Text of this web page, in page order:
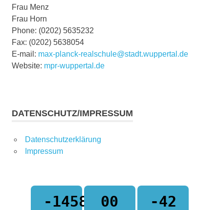
Frau Menz
Frau Horn
Phone: (0202) 5635232
Fax: (0202) 5638054
E-mail: max-planck-realschule@stadt.wuppertal.de
Website: mpr-wuppertal.de
DATENSCHUTZ/IMPRESSUM
Datenschutzerklärung
Impressum
-1458 00 -42